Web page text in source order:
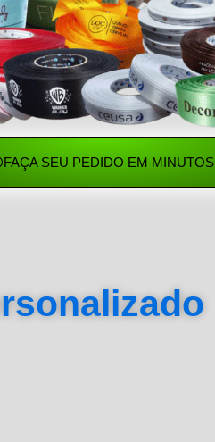
FAÇA SEU PEDIDO EM MINUTOS